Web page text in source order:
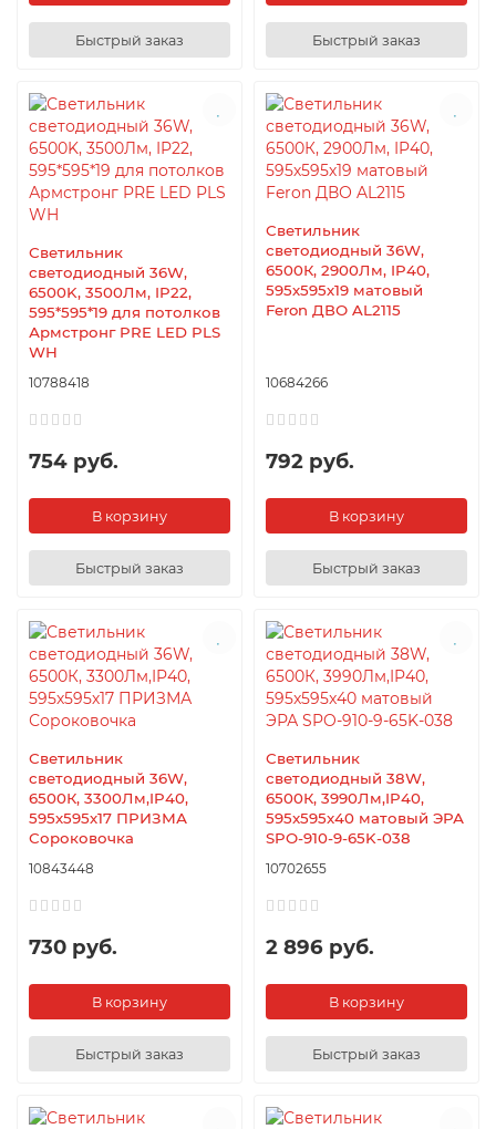
Быстрый заказ Быстрый заказ
Светильник
светодиодный 36W,
6500K, 3500Лм, IP22,
595*595*19 для потолков
Армстронг PRE LED PLS
WH
10788418
754 руб.
В корзину
Быстрый заказ
Светильник
светодиодный 36W,
6500К, 2900Лм, IP40,
595х595х19 матовый
Feron ДВО AL2115
10684266
792 руб.
В корзину
Быстрый заказ
Светильник
светодиодный 36W,
6500К, 3300Лм,IP40,
595х595х17 ПРИЗМА
Сороковочка
10843448
730 руб.
В корзину
Быстрый заказ
Светильник
светодиодный 38W,
6500К, 3990Лм,IP40,
595x595x40 матовый ЭРА
SPO-910-9-65K-038
10702655
2 896 руб.
В корзину
Быстрый заказ